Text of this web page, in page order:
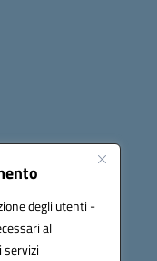
degli utenti -
al
servizi